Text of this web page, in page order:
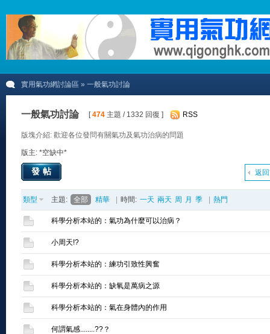
實用氣功網討論區 » 一般氣功討論
一般氣功討論 [474 主題 / 1332 回復 ] RSS
版塊介紹: 歡迎各位發問有關氣功及氣功治病的問題
版主: *空缺中*
返
發帖
類型 主題: 全部 精華 時間: 一天 兩天 周 月 季 熱門
科學分析本站的：氣功為什麼可以治病？
小周天!?
科學分析本站的：練功引致性興奮
科學分析本站的：缺氧是萬病之源
科學分析本站的：氣在身體內的作用
何謂氣感........??？